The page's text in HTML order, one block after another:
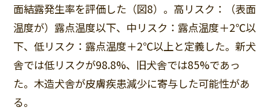
面結露発生率を評価した（図8）。高リスク：（表面
温度が）露点温度以下、中リスク：露点温度＋2℃以
下、低リスク：露点温度＋2℃以上と定義した。新犬
舎では低リスクが98.8%、旧犬舎では85%であっ
た。木造犬舎が皮膚疾患減少に寄与した可能性があ
る。